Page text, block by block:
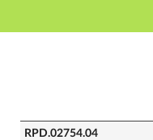
RPD.02754.04 -
RPD.02754.04